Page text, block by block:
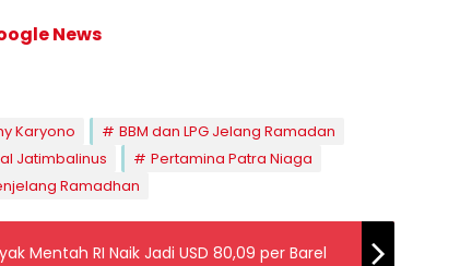
News
Karyono
BBM dan LPG Jelang Ramadan
Jatimbalinus
Pertamina Patra Niaga
Ramadhan
Mentah RI Naik Jadi USD 80,09 per Barel